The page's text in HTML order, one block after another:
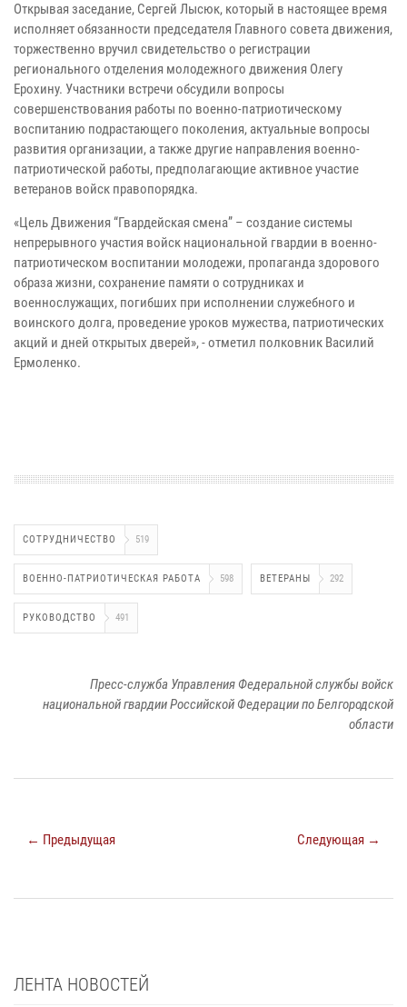
Открывая заседание, Сергей Лысюк, который в настоящее время
исполняет обязанности председателя Главного совета движения,
торжественно вручил свидетельство о регистрации
регионального отделения молодежного движения Олегу
Ерохину. Участники встречи обсудили вопросы
совершенствования работы по военно-патриотическому
воспитанию подрастающего поколения, актуальные вопросы
развития организации, а также другие направления военно-
патриотической работы, предполагающие активное участие
ветеранов войск правопорядка.
«Цель Движения “Гвардейская смена” – создание системы
непрерывного участия войск национальной гвардии в военно-
патриотическом воспитании молодежи, пропаганда здорового
образа жизни, сохранение памяти о сотрудниках и
военнослужащих, погибших при исполнении служебного и
воинского долга, проведение уроков мужества, патриотических
акций и дней открытых дверей», - отметил полковник Василий
Ермоленко.
СОТРУДНИЧЕСТВО 519
ВОЕННО-ПАТРИОТИЧЕСКАЯ РАБОТА 598 ВЕТЕРАНЫ 292
РУКОВОДСТВО 491
Пресс-служба Управления Федеральной службы войск
национальной гвардии Российской Федерации по Белгородской
области
← Предыдущая Следующая →
ЛЕНТА НОВОСТЕЙ